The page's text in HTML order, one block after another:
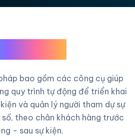
bao gồm các công cụ giúp
quy trình tự động để triển khai
và quản lý người tham dự sự
theo chân khách hàng trước
- sau sự kiện.